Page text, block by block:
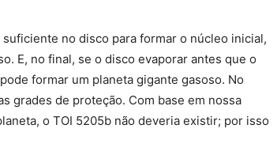
no disco para formar o núcleo inicial,
E, no final, se o disco evaporar antes que o
formar um planeta gigante gasoso. No
grades de proteção. Com base em nossa
o TOI 5205b não deveria existir; por isso